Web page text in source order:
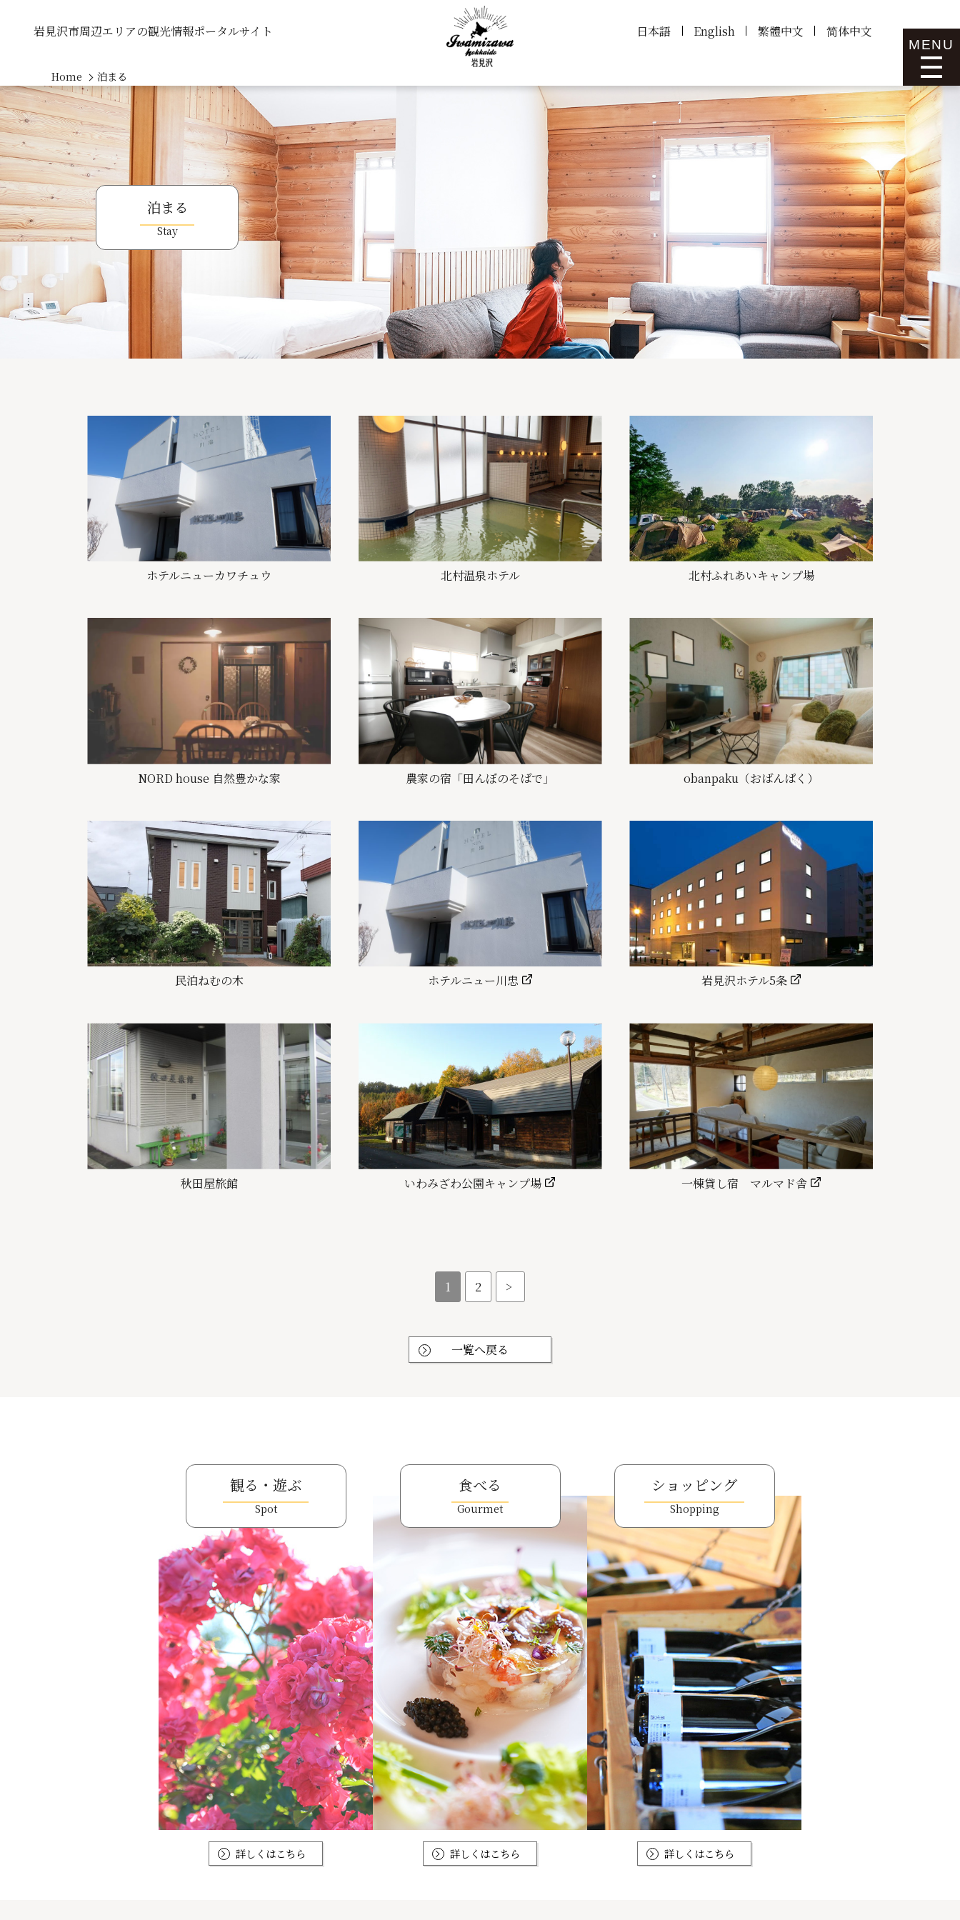
MENU
岩見沢市周辺エリアの観光情報ポータルサイト 日本語 English 繁體中文 简体中文
Home 泊まる
泊まる
Stay
ホテルニューカワチュウ 北村温泉ホテル 北村ふれあいキャンプ場
NORD house 自然豊かな家 農家の宿「田んぼのそばで」 obanpaku（おばんぱく）
民泊ねむの木 ホテルニュー川忠 岩見沢ホテル5条
秋田屋旅館 いわみざわ公園キャンプ場 一棟貸し宿 マルマド舎
1 2 >
一覧へ戻る
観る・遊ぶ
Spot
詳しくはこちら
食べる
Gourmet
詳しくはこちら
ショッピング
Shopping
詳しくはこちら